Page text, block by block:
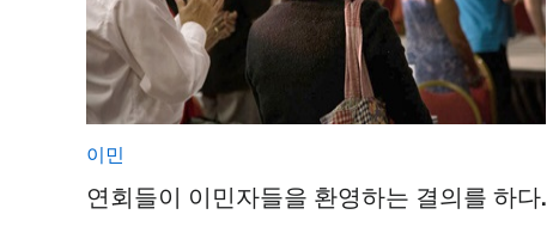
이민
연회들이 이민자들을 환영하는 결의를 하다.